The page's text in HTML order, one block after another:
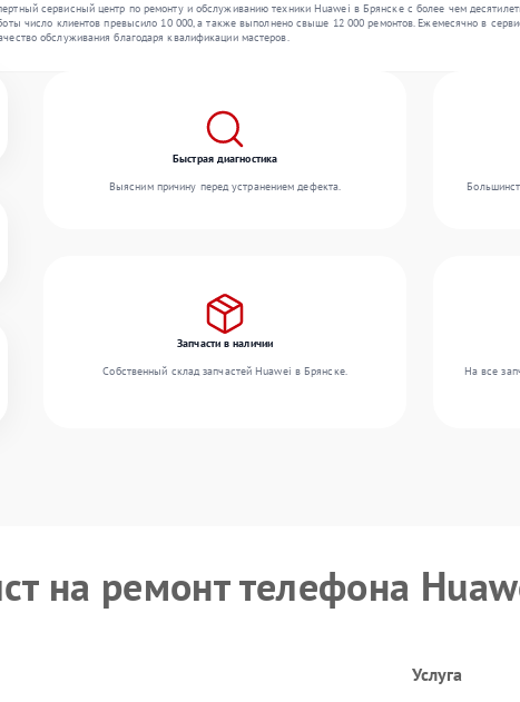
сервисный центр по ремонту и обслуживанию техники Huawei в Брянске с более чем
число клиентов превысило 10 000, а также выполнено свыше 12 000 ремонтов. Ежемесячно в
обслуживания благодаря квалификации мастеров.
Быстрая диагностика
Выясним причину перед устранением дефекта.
Запчасти в наличии
Собственный склад запчастей Huawei в Брянске.
На все
на ремонт телефона
Услуга